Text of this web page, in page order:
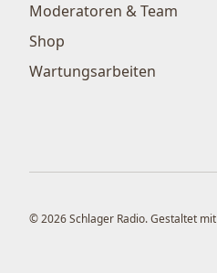
Moderatoren & Team
Shop
Wartungsarbeiten
© 2026 Schlager Radio. Gestaltet mit